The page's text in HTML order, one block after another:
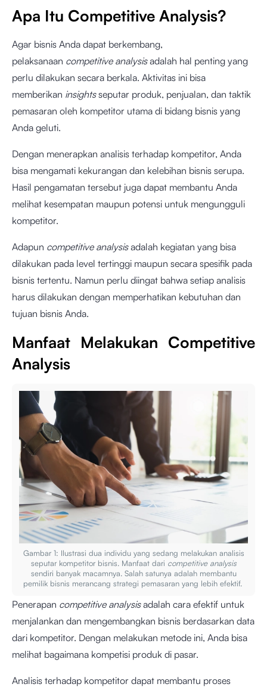
Apa Itu Competitive Analysis?
Agar bisnis Anda dapat berkembang,
pelaksanaan competitive analysisadalah hal penting yang
perlu dilakukan secara berkala. Aktivitas ini bisa
memberikan insightsseputar produk, penjualan, dan taktik
pemasaran oleh kompetitor utama di bidang bisnis yang
Anda geluti.
Dengan menerapkan analisis terhadap kompetitor, Anda
bisa mengamati kekurangan dan kelebihan bisnis serupa.
Hasil pengamatan tersebut juga dapat membantu Anda
melihat kesempatan maupun potensi untuk mengungguli
kompetitor.
Adapun competitive analysisadalah kegiatan yang bisa
dilakukan pada level tertinggi maupun secara spesifik pada
bisnis tertentu. Namun perlu diingat bahwa setiap analisis
harus dilakukan dengan memperhatikan kebutuhan dan
tujuan bisnis Anda.
Manfaat Melakukan Competitive
Analysis
Gambar 1: Ilustrasi dua individu yang sedang melakukan analisis
seputar kompetitor bisnis. Manfaat dari competitive analysis
sendiri banyak macamnya. Salah satunya adalah membantu
pemilik bisnis merancang strategi pemasaran yang lebih efektif.
Penerapan competitive analysisadalah cara efektif untuk
menjalankan dan mengembangkan bisnis berdasarkan data
dari kompetitor. Dengan melakukan metode ini, Anda bisa
melihat bagaimana kompetisi produk di pasar.
Analisis terhadap kompetitor dapat membantu proses